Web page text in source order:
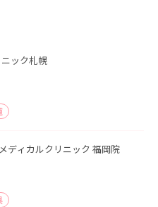
ック札幌
ディカルクリニック 福岡院